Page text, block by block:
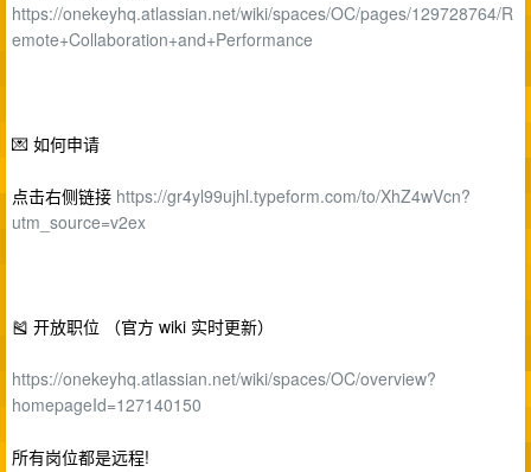
https://onekeyhq.atlassian.net/wiki/spaces/OC/pages/129728764/R
emote+Collaboration+and+Performance
💌 如何申请
点击右侧链接 https://gr4yl99ujhl.typeform.com/to/XhZ4wVcn?
utm_source=v2ex
🎽 开放职位 （官方 wiki 实时更新）
https://onekeyhq.atlassian.net/wiki/spaces/OC/overview?
homepageId=127140150
所有岗位都是远程!